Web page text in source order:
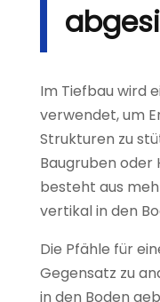
Im Tiefbau wird
verwendet, um
Strukturen zu
Baugruben oder
besteht aus
vertikal in den
Die Pfähle für
Gegensatz zu
in den Boden